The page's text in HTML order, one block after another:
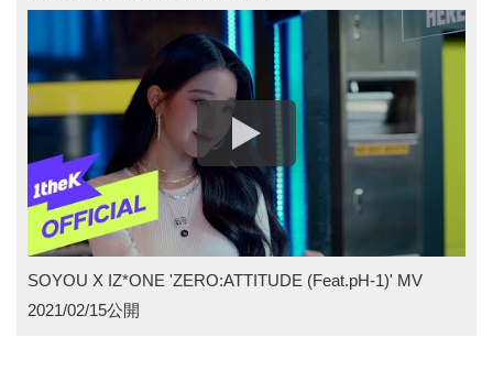
ている。
2019年11月11日には、事務所関係者がIZ*ONEの活動に言及
し、解散に関連した議論をしていたと明らかにして韓国ネッ
ト上は騒然となった。
(関連記事)まさか解散? IZONE・X1 投票操作の余波で事務所
関係者が議論.. ファンからは反対の声
多くのファンは解散を反対すると表明しているが、所属事務
所らは「操作グループ」「操作アイドル」とのレッテルが貼
られてしまう前の解散が賢明だと判断しているようだ。
SOYOU X IZ*ONE 'ZERO:ATTITUDE (Feat.pH-1)' MV
2021/02/15公開